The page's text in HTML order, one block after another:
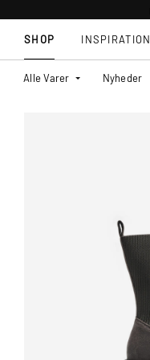
SHOP
Alle Varer Nyheder
INSPIRATION